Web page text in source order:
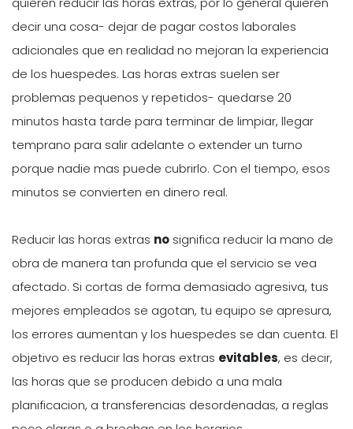
decir una cosa- dejar de pagar costos laborales
adicionales que en realidad no mejoran la experiencia
de los huespedes. Las horas extras suelen ser
problemas pequenos y repetidos- quedarse 20
minutos hasta tarde para terminar de limpiar, llegar
temprano para salir adelante o extender un turno
porque nadie mas puede cubrirlo. Con el tiempo, esos
minutos se convierten en dinero real.
Reducir las horas extras no significa reducir la mano de
obra de manera tan profunda que el servicio se vea
afectado. Si cortas de forma demasiado agresiva, tus
mejores empleados se agotan, tu equipo se apresura,
los errores aumentan y los huespedes se dan cuenta. El
objetivo es reducir las horas extras evitables, es decir,
las horas que se producen debido a una mala
planificacion, a transferencias desordenadas, a reglas